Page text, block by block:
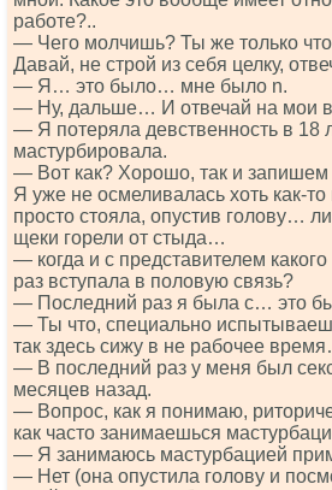
работе?..
— Чего молчишь? Ты же только что
Давай, не строй из себя целку,
— Я… это было… мне было n.
— Ну, дальше… И отвечай на мои
— Я потеряла девственность в 18
мастурбировала.
— Вот как? Хорошо, так и
Я уже не осмеливалась хоть как-то
просто стояла, опустив голову…
щеки горели от стыда…
— когда и с представителем
раз вступала в половую связь?
— Последний раз я была с… это
— Ты что, специально
так здесь сижу в не рабочее
— В последний раз у меня был
месяцев назад.
— Вопрос, как я понимаю,
как часто занимаешься
— Я занимаюсь мастурбацией
— Нет (она опустила голову и